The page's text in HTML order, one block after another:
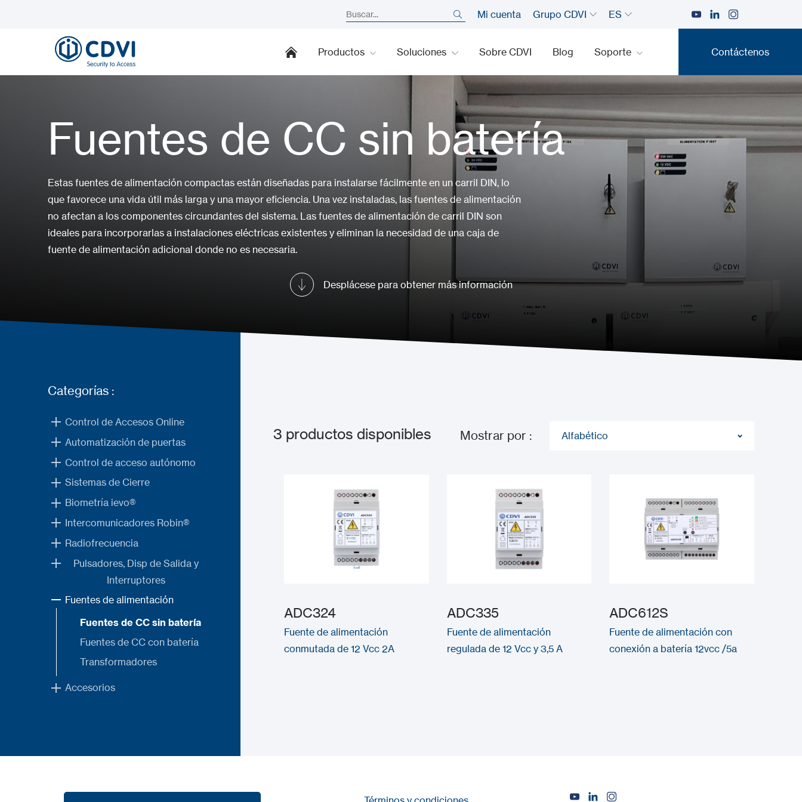
Mi cuenta Grupo CDVI ES
Productos Soluciones Sobre CDVI Blog Soporte Contáctenos
Contáctenos
Fuentes de CC sin batería
Estas fuentes de alimentación compactas están diseñadas para instalarse fácilmente en un carril DIN, lo
que favorece una vida útil más larga y una mayor eficiencia. Una vez instaladas, las fuentes de alimentación
no afectan a los componentes circundantes del sistema. Las fuentes de alimentación de carril DIN son
ideales para incorporarlas a instalaciones eléctricas existentes y eliminan la necesidad de una caja de
fuente de alimentación adicional donde no es necesaria.
Desplácese para obtener más información
Categorías :
Control de Accesos Online
Automatización de puertas
Control de acceso autónomo
Sistemas de Cierre
Biometría ievo®
Intercomunicadores Robin®
Radiofrecuencia
Pulsadores, Disp de Salida y
Interruptores
Fuentes de alimentación
Fuentes de CC sin batería
Fuentes de CC con batería
Transformadores
Accesorios
3 productos disponibles Mostrar por : Alfabético
ADC324
Fuente de alimentación
conmutada de 12 Vcc 2A
ADC335
Fuente de alimentación
regulada de 12 Vcc y 3,5 A
ADC612S
Fuente de alimentación con
conexión a batería 12vcc /5a